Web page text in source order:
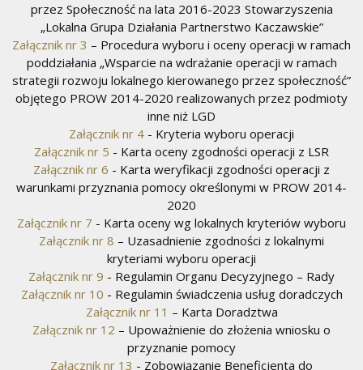
przez Społeczność na lata 2016-2023 Stowarzyszenia
„Lokalna Grupa Działania Partnerstwo Kaczawskie”
Załącznik nr 3 – Procedura wyboru i oceny operacji w ramach
poddziałania „Wsparcie na wdrażanie operacji w ramach
strategii rozwoju lokalnego kierowanego przez społeczność”
objętego PROW 2014-2020 realizowanych przez podmioty
inne niż LGD
Załącznik nr 4 - Kryteria wyboru operacji
Załącznik nr 5 - Karta oceny zgodności operacji z LSR
Załącznik nr 6 - Karta weryfikacji zgodności operacji z
warunkami przyznania pomocy określonymi w PROW 2014-
2020
Załącznik nr 7 - Karta oceny wg lokalnych kryteriów wyboru
Załącznik nr 8 – Uzasadnienie zgodności z lokalnymi
kryteriami wyboru operacji
Załącznik nr 9 - Regulamin Organu Decyzyjnego – Rady
Załącznik nr 10 - Regulamin świadczenia usług doradczych
Załącznik nr 11 – Karta Doradztwa
Załącznik nr 12 – Upoważnienie do złożenia wniosku o
przyznanie pomocy
Załącznik nr 13 - Zobowiązanie Beneficjenta do